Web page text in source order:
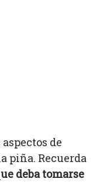
de
piña. Recuerda
deba tomarse